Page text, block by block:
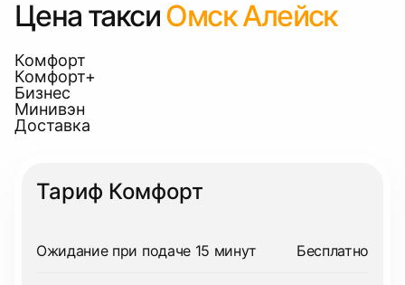
Цена таксиОмск Алейск
Комфорт
Комфорт+
Бизнес
Минивэн
Доставка
Тариф Комфорт
Ожидание при подаче 15 минут Бесплатно